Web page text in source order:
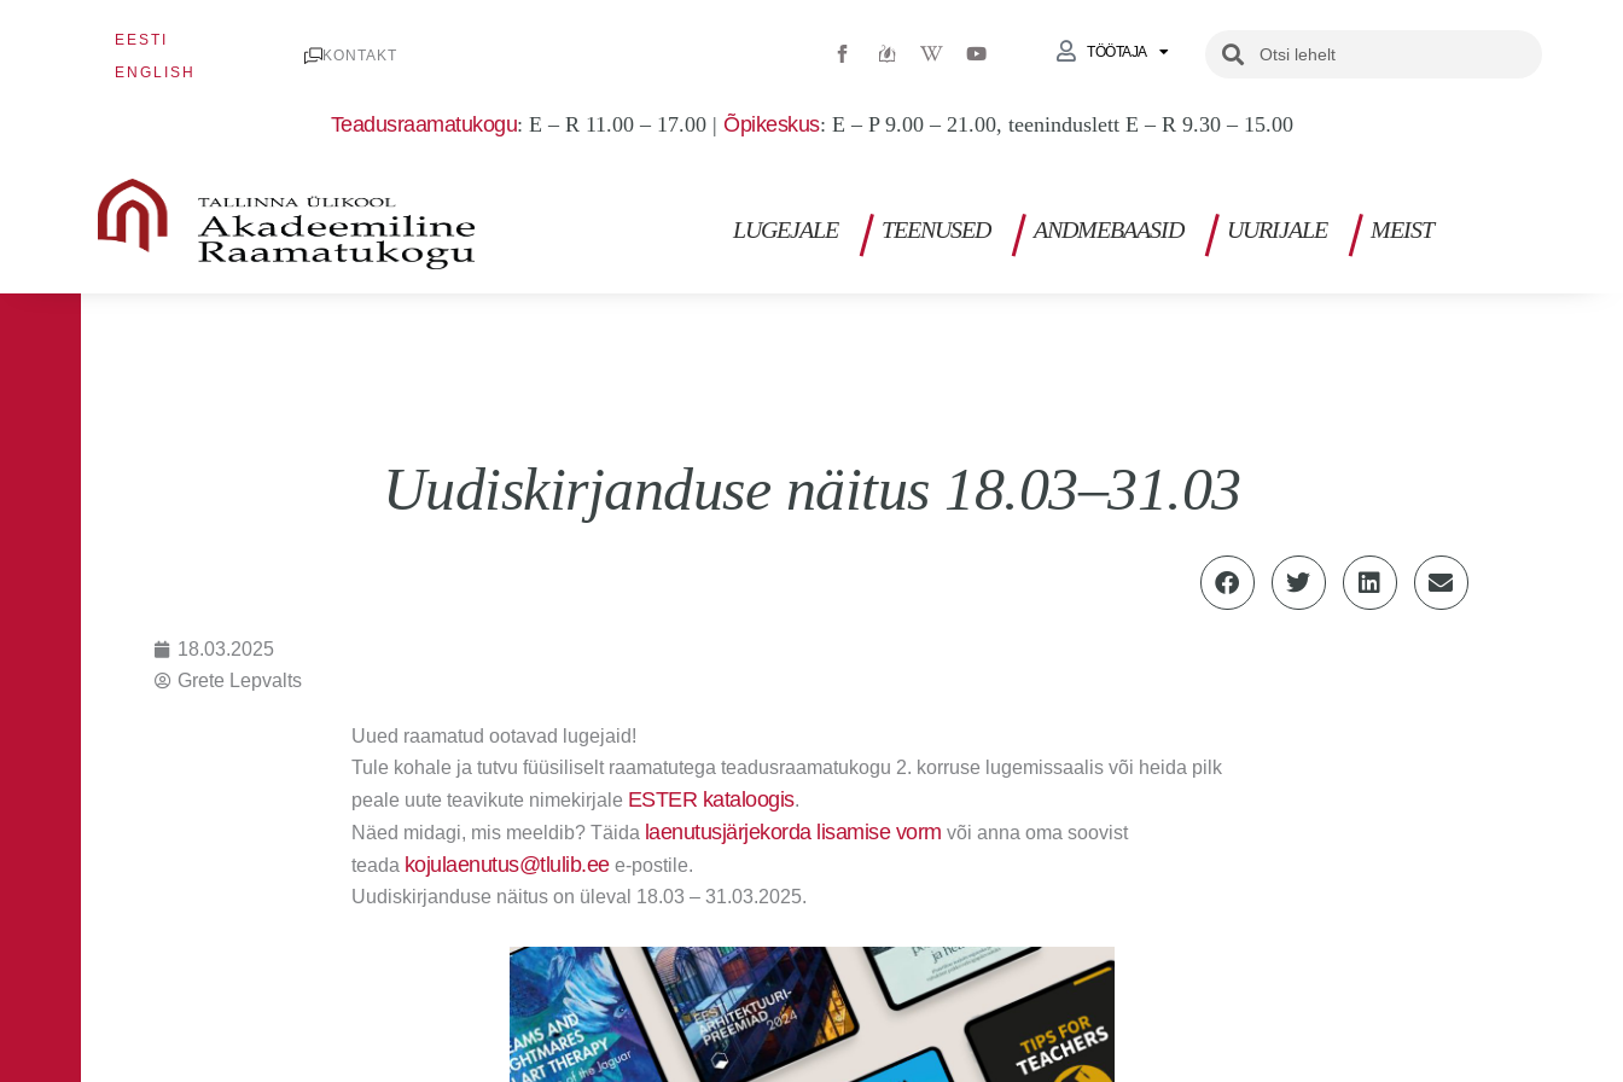
EESTI
ENGLISH
KONTAKT
W
i
e
w
Y
o
u
b
TÖÖTAJA SearchSearch
Teadusraamatukogu: E – R 11.00 – 17.00 | Õpikeskus: E – P 9.00 – 21.00, teeninduslett E – R 9.30 – 15.00
LUGEJALE TEENUSED ANDMEBAASID UURIJALE MEIST
Uudiskirjanduse näitus 18.03–31.03
18.03.2025
Grete Lepvalts
Uued raamatud ootavad lugejaid!
Tule kohale ja tutvu füüsiliselt raamatutega teadusraamatukogu 2. korruse lugemissaalis või heida pilk
peale uute teavikute nimekirjale ESTER kataloogis.
Näed midagi, mis meeldib? Täida laenutusjärjekorda lisamise vorm või anna oma soovist
teada kojulaenutus@tlulib.eee-postile.
Uudiskirjanduse näitus on üleval 18.03 – 31.03.2025.